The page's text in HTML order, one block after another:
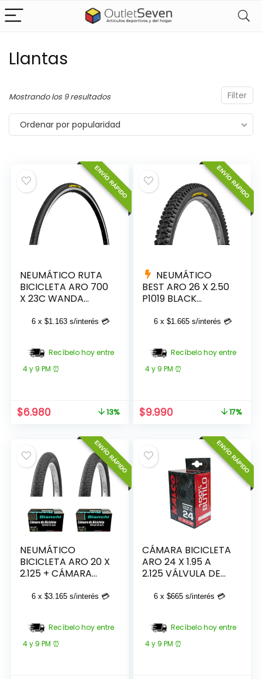
Llantas
Filter
Mostrando los 9 resultadosOrdenado
por
popularidad
Ordenar por popularidad
ENVÍO RÁPIDO
NEUMÁTICO RUTA
BICICLETA ARO 700
X 23C WANDA
6 x$1.163 s/interés 💳
Recíbelo hoy entre
4 y 9 PM ⏰
El
$7.980.
$6.980El
actual
$6.980.
13%
ENVÍO RÁPIDO
NEUMÁTICO
BEST ARO 26 X 2.50
P1019 BLACK
6 x$1.665 s/interés 💳
Recíbelo hoy entre
4 y 9 PM ⏰
El
$11.990.
$9.990El
actual
$9.990.
17%
ENVÍO RÁPIDO
NEUMÁTICO
BICICLETA ARO 20 X
2.125 + CÁMARA
6 x$3.165 s/interés 💳
Recíbelo hoy entre
4 y 9 PM ⏰
ENVÍO RÁPIDO
CÁMARA BICICLETA
ARO 24 X 1.95 A
2.125 VÁLVULA DE
6 x$665 s/interés 💳
Recíbelo hoy entre
4 y 9 PM ⏰